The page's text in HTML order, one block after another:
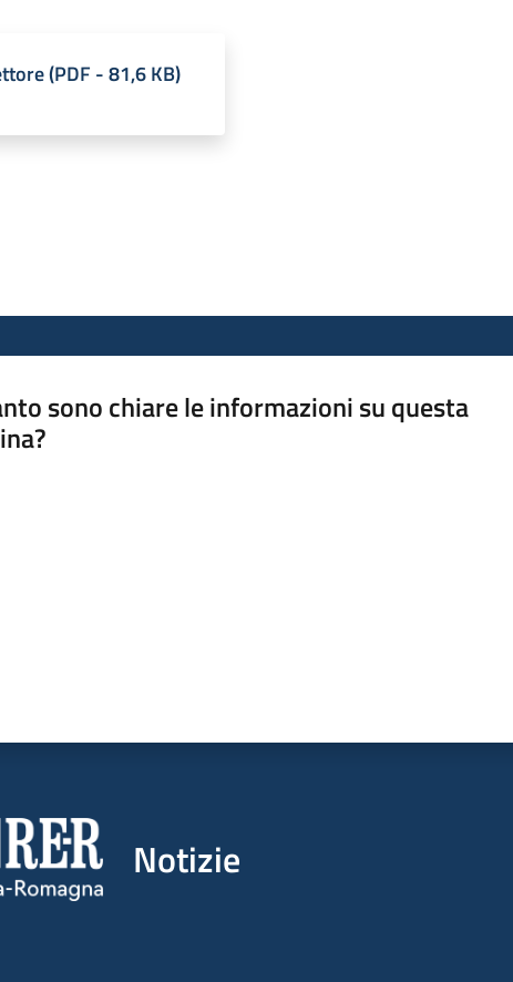
(PDF -81,6 KB)
sono chiare le informazioni su questa
Notizie